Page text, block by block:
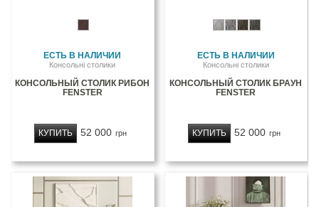
ЕСТЬ В НАЛИЧИИ
Консольні столики
КОНСОЛЬНЫЙ СТОЛИК РИБОН
FENSTER
52 000 грн
КУПИТЬ
ЕСТЬ В НАЛИЧИИ
Консольні столики
КОНСОЛЬНЫЙ СТОЛИК БРАУН
FENSTER
52 000 грн
КУПИТЬ